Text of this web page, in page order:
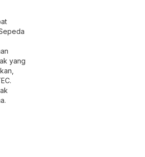
yang